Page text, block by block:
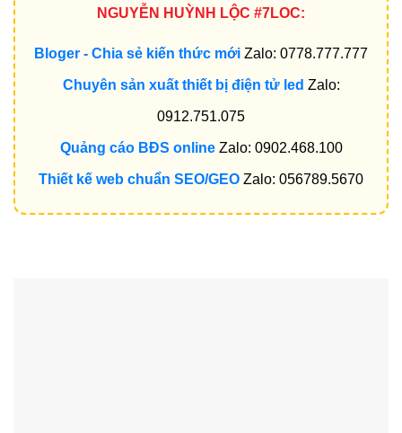
NGUYỄN HUỲNH LỘC #7LOC:
Bloger - Chia sẻ kiến thức mới Zalo: 0778.777.777
Chuyên sản xuất thiết bị điện tử led Zalo:
0912.751.075
Quảng cáo BĐS onlineZalo: 0902.468.100
Thiết kế web chuẩn SEO/GEO Zalo: 056789.5670